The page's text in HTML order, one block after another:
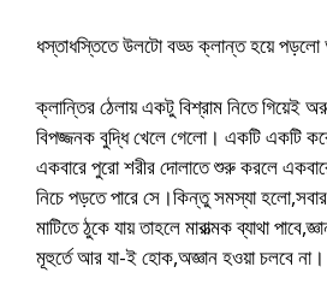
ধস্তাধস্তিতে উলটো বড্ড ক্লান্ত হয়ে
ক্লান্তির ঠেলায় একটু বিশ্রাম নিতে গিয়েই
বিপজ্জনক বুদ্ধি খেলে গেলো। একটি একটি
একবারে পুরো শরীর দোলাতে শুরু করলে
নিচে পড়তে পারে সে।কিন্তু সমস্যা
মাটিতে ঠুকে যায় তাহলে মারাত্মক ব্যাথা
মূহুর্তে আর যা-ই হোক,অজ্ঞান হওয়া চলবে না।